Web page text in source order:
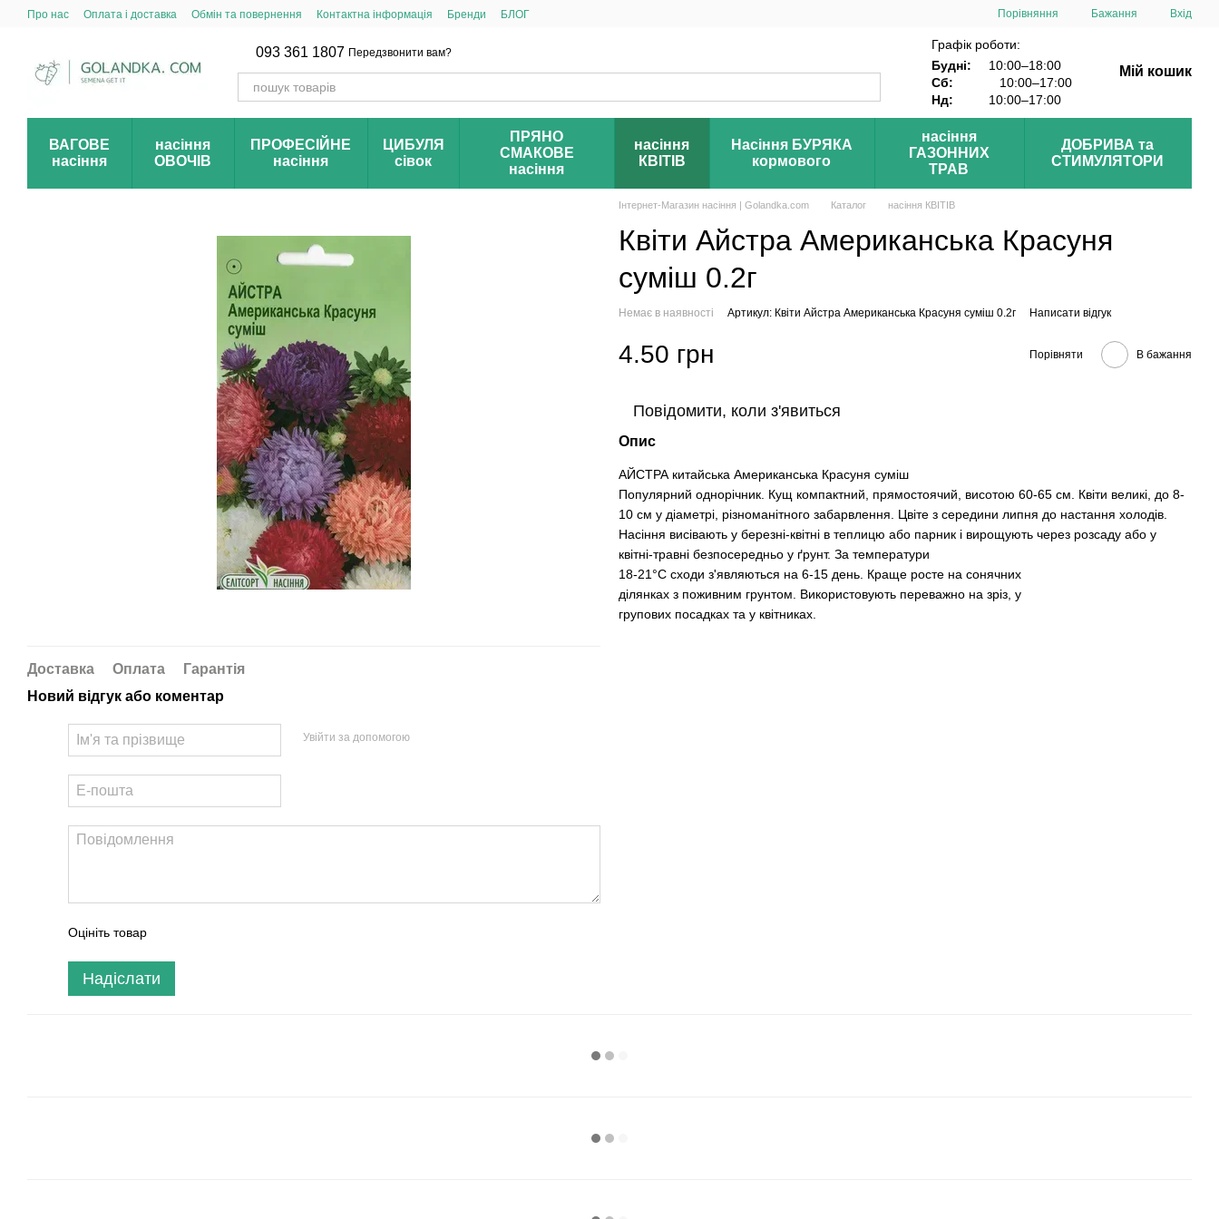
Перейти до основного контенту
Про нас Оплата і доставка Обмін та повернення Контактна інформація Бренди БЛОГ Порівняння Бажання Вхід
093 361 1807 Передзвонити вам?
Графік роботи:
Будні:
10:00–18:00
Сб:
10:00–17:00
Нд:
10:00–17:00
Мій кошик
ВАГОВЕ
насіння
насіння
ОВОЧІВ
ПРОФЕСІЙНЕ
насіння
ЦИБУЛЯ
сівок
ПРЯНО
СМАКОВЕ
насіння
насіння
КВІТІВ
Насіння БУРЯКА
кормового
насіння
ГАЗОННИХ
ТРАВ
ДОБРИВА та
СТИМУЛЯТОРИ
Доставка Оплата
Гарантія
Новий відгук або коментар
Увійти за допомогою
Оцініть товар
Надіслати
Інтернет-Магазин насіння | Golandka.com Каталог насіння КВІТІВ
Квіти Айстра Американська Красуня
суміш 0.2г
Немає в наявності Артикул: Квіти Айстра Американська Красуня суміш 0.2г Написати відгук
4.50 грн Порівняти В бажання
Повідомити, коли з'явиться
Опис
АЙСТРА китайська Американська Красуня суміш
Популярний однорічник. Кущ компактний, прямостоячий, висотою 60-65 см. Квіти великі, до 8-
10 см у діаметрі, різноманітного забарвлення. Цвіте з середини липня до настання холодів.
Насіння висівають у березні-квітні в теплицю або парник і вирощують через розсаду або у
квітні-травні безпосередньо у ґрунт. За температури
18-21°С сходи з'являються на 6-15 день. Краще росте на сонячних
ділянках з поживним грунтом. Використовують переважно на зріз, у
групових посадках та у квітниках.